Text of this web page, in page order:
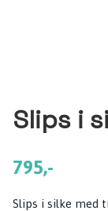
Slips i
795,-
Slips i silke med